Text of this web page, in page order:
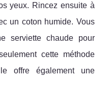
yeux. Rincez ensuite à
un coton humide. Vous
serviette chaude pour
cette méthode
offre également une